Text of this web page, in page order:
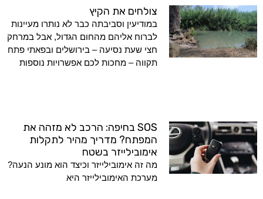
צולחים את הקיץ
במודיעין וסביבתה כבר לא נותרו מעיינות
לברוח אליהם מהחום הגדול, אבל במרחק
חצי שעת נסיעה – בירושלים ובפאתי פתח
תקווה – מחכות לכם אפשרויות נוספות
SOS בחיפה: הרכב לא מזהה את
המפתח? מדריך מהיר לתקלות
אימובילייזר בשטח
מה זה אימובילייזר וכיצד הוא מונע הנעה?
מערכת האימובילייזר היא